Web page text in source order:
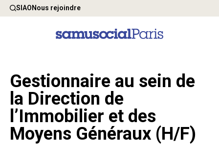
SIAONous rejoindre
Gestionnaire au sein de
la Direction de
l’Immobilier et des
Moyens Généraux (H/F)